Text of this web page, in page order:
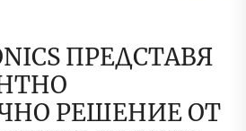
ПРЕДСТАВЯ
РЕШЕНИЕ ОТ